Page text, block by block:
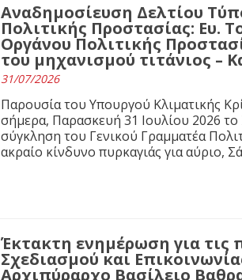
Αναδημοσίευση Δελτίου
Πολιτικής Προστασίας: Ευ.
Οργάνου Πολιτικής
του μηχανισμού τιτάνιος –
31/07/2026
Παρουσία του Υπουργού Κλιματικής
σήμερα, Παρασκευή 31 Ιουλίου 2026
σύγκληση του Γενικού Γραμματέα
ακραίο κίνδυνο πυρκαγιάς για αύριο,
Έκτακτη ενημέρωση για τις
Σχεδιασμού και
Αρχιπύραρχο Βασίλειο